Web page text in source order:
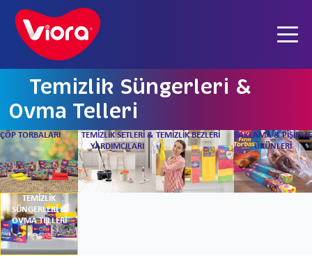
Temizlik Süngerleri &
Ovma Telleri
ÇÖP TORBALARI
TEMİZLİK SETLERİ &
YARDIMCILARI
TEMİZLİK BEZLERİ
SAKLAMA & PİŞİRME
ÜRÜNLERİ
TEMİZLİK
SÜNGERLERİ &
OVMA TELLERİ